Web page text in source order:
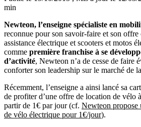
min
Newteon, l’enseigne spécialiste en
reconnue pour son savoir-faire et son offre
assistance électrique et scooters et motos
comme première franchise à se
d’activité, Newteon n’a de cesse de faire
conforter son leadership sur le marché de
Récemment, l’enseigne a ainsi lancé sa
de profiter d’une offre de location de vélo
partir de 1€ par jour (cf. Newteon propose
de vélo électrique pour 1€/jour).